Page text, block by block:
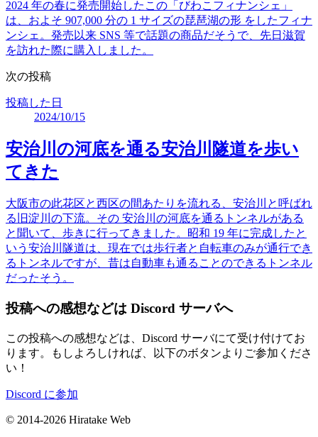
2024 年の春に発売開始したこの「びわこフィナンシェ」
は、およそ 907,000 分の 1 サイズの琵琶湖の形 をしたフィナ
ンシェ。発売以来 SNS 等で話題の商品だそうで、先日滋賀
を訪れた際に購入しました。
次の投稿
投稿した日
2024/10/15
安治川の河底を通る安治川隧道を歩い
てきた
大阪市の此花区と西区の間あたりを流れる、安治川と呼ばれ
る旧淀川の下流。その 安治川の河底を通るトンネルがある
と聞いて、歩きに行ってきました。昭和 19 年に完成したと
いう安治川隧道は、現在では歩行者と自転車のみが通行でき
るトンネルですが、昔は自動車も通ることのできるトンネル
だったそう。
投稿への感想などは Discord サーバへ
この投稿への感想などは、Discord サーバにて受け付けてお
ります。もしよろしければ、以下のボタンよりご参加くださ
い！
Discord に参加
© 2014-2026 Hiratake Web